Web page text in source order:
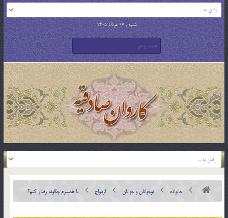
شنبه , 17 مرداد 1405
خانواده نوجوانان و جوانان ازدواج با همسرم چگونه رفتار کنم؟